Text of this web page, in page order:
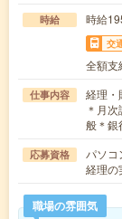
時給 時給
交
全額支
仕事内容
経理・
＊月
般＊銀
応募資格
パソコ
経理の
職場の雰囲気